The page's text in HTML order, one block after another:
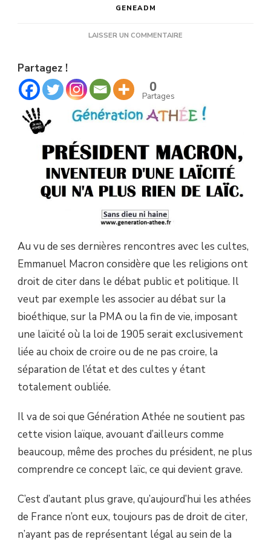
GENEADM
LAISSER UN COMMENTAIRE
PLUS
LAÏC.
Partagez !
0
Partages
Au vu de ses dernières rencontres avec les cultes,
Emmanuel Macron considère que les religions ont
droit de citer dans le débat public et politique. Il
veut par exemple les associer au débat sur la
bioéthique, sur la PMA ou la fin de vie, imposant
une laïcité où la loi de 1905 serait exclusivement
liée au choix de croire ou de ne pas croire, la
séparation de l’état et des cultes y étant
totalement oubliée.
Il va de soi que Génération Athée ne soutient pas
cette vision laïque, avouant d’ailleurs comme
beaucoup, même des proches du président, ne plus
comprendre ce concept laïc, ce qui devient grave.
C’est d’autant plus grave, qu’aujourd’hui les athées
de France n’ont eux, toujours pas de droit de citer,
n’ayant pas de représentant légal au sein de la